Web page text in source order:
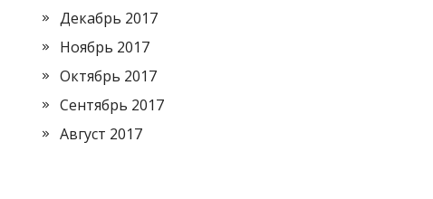
Декабрь 2017
Ноябрь 2017
Октябрь 2017
Сентябрь 2017
Август 2017